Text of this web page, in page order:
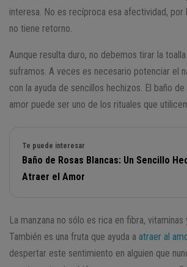
interesa. No es recíproca esa afectividad, por
no tiene retorno.
Aunque resulta duro, no debemos tirar la
suframos. A veces es necesario potenciar el
con la ayuda de sencillos hechizos. El baño de
amor puede ser uno de los rituales que
Te puede interesar
Baño de Rosas Blancas: Un Sencillo
Atraer el Amor
La manzana no sólo es rica en fibra, vitaminas
También es una fruta que ayuda a atraer al
despertar este sentimiento en alguien que